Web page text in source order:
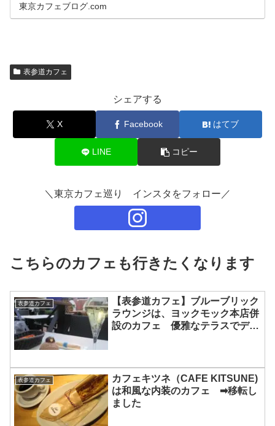
東京カフェブログ.com
表参道カフェ
シェアする
X Facebook はてブ
LINE コピー
＼東京カフェ巡り インスタをフォロー／
こちらのカフェも行きたくなります
表参道カフェ
【表参道カフェ】ブルーブリック
ラウンジは、ヨックモック本店併
設のカフェ 優雅なテラスでデザ
表参道カフェ
カフェキツネ（CAFE KITSUNE)
は和風な内装のカフェ ➡移転し
ました